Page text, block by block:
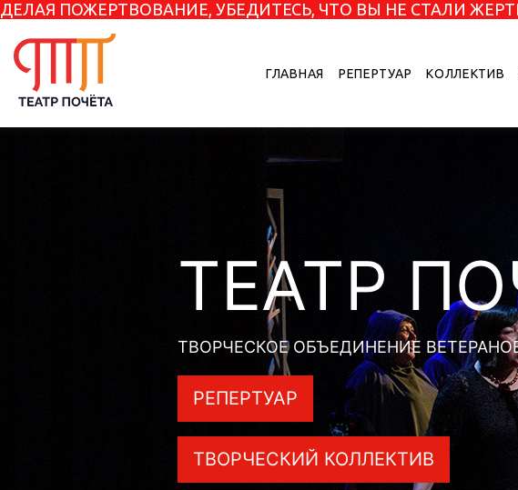
ДЕЛАЯ ПОЖЕРТВОВАНИЕ, УБЕДИТЕСЬ, ЧТО ВЫ НЕ СТАЛИ
ГЛАВНАЯ РЕПЕРТУАР КОЛЛЕКТИВ
ТЕАТР
ТВОРЧЕСКОЕ ОБЪЕДИНЕНИЕ
РЕПЕРТУАР
ТВОРЧЕСКИЙ КОЛЛЕКТИВ